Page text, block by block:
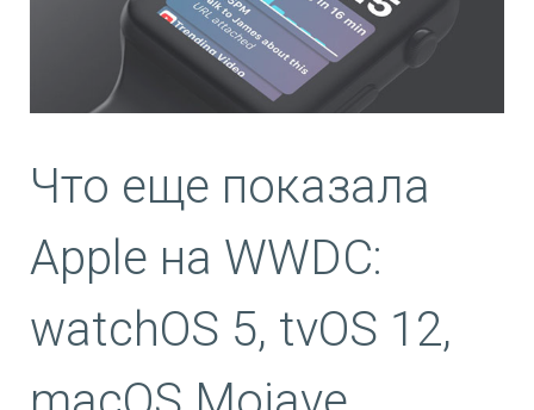
Что еще показала
Apple на WWDC:
watchOS 5, tvOS 12,